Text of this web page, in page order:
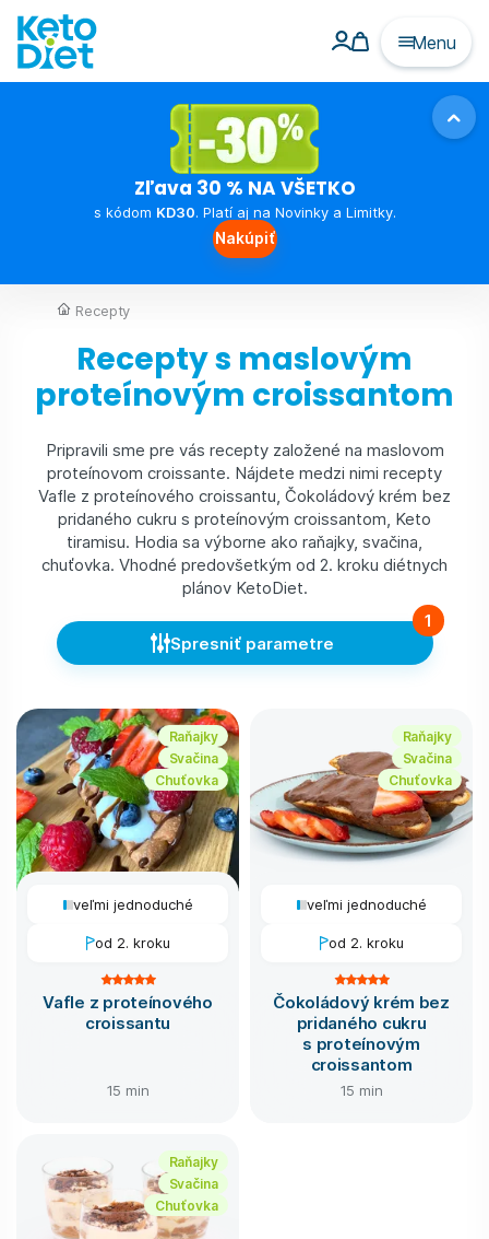
Menu
Zľava 30 % NA VŠETKO
s kódom KD30. Platí aj na Novinky a Limitky.
Nakúpiť
Recepty
Recepty s maslovým
proteínovým croissantom
Pripravili sme pre vás recepty založené na maslovom
proteínovom croissante. Nájdete medzi nimi recepty
Vafle z proteínového croissantu, Čokoládový krém bez
pridaného cukru s proteínovým croissantom, Keto
tiramisu. Hodia sa výborne ako raňajky, svačina,
chuťovka. Vhodné predovšetkým od 2. kroku diétnych
plánov KetoDiet.
Spresniť parametre
1
Raňajky
Svačina
Chuťovka
veľmi jednoduché
od 2. kroku
Vafle z proteínového
croissantu
15 min
Raňajky
Svačina
Chuťovka
veľmi jednoduché
od 2. kroku
Čokoládový krém bez
pridaného cukru
s proteínovým
croissantom
15 min
Raňajky
Svačina
Chuťovka